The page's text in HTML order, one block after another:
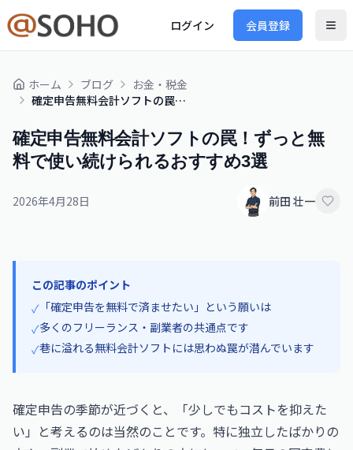
ログイン 会員登録
ホーム ブログ
お金・税金
確定申告無料会計ソフトの罠！ずっと無料で使い続けられるおすすめ3選
確定申告無料会計ソフトの罠！ずっと無
料で使い続けられるおすすめ3選
2026年4月28日 前田 壮一
この記事のポイント
✓ 「確定申告を無料で済ませたい」という願いは
✓多くのフリーランス・副業者の共通点です
✓巷に溢れる無料会計ソフトには思わぬ罠が潜んでいます
確定申告の季節が近づくと、「少しでもコストを抑えた
い」と考えるのは当然のことです。特に独立したばかりの